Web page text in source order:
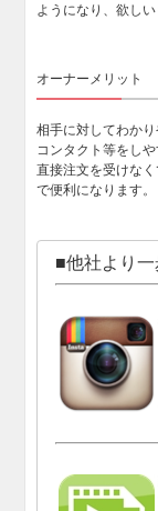
ようになり、欲し
オーナーメリット
相手に対してわか
コンタクト等をし
直接注文を受けな
で便利になります。
■他社より